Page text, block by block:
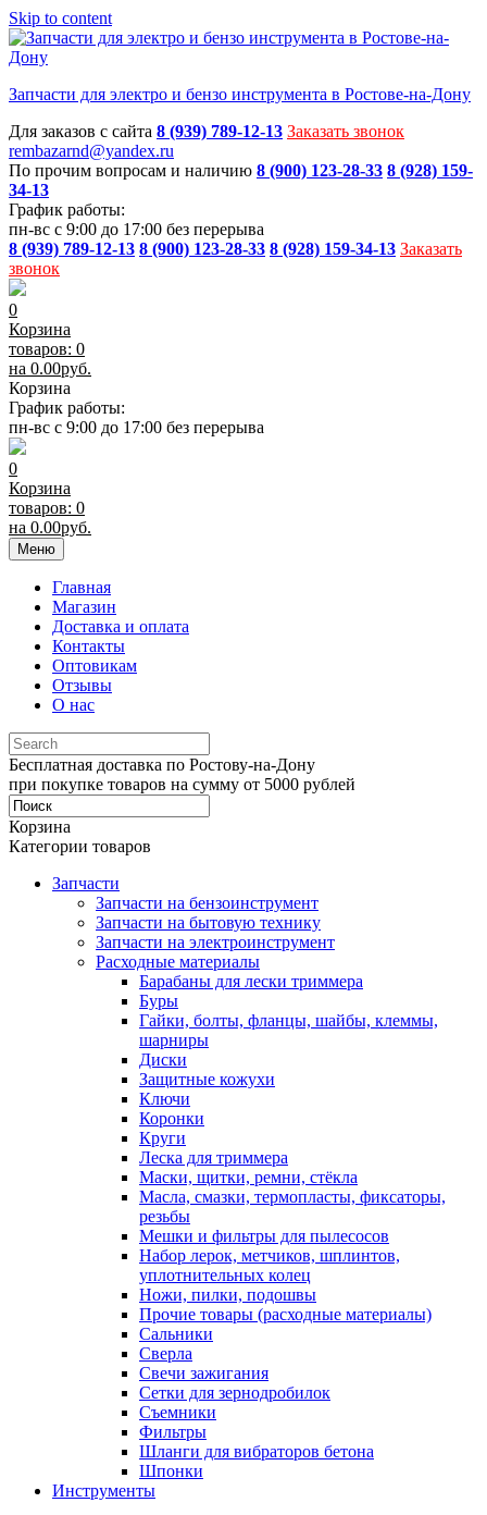
Skip to content
Запчасти для электро и бензо инструмента в Ростове-на-Дону
Для заказов с сайта 8 (939) 789-12-13 Заказать звонок
rembazarnd@yandex.ru
По прочим вопросам и наличию 8 (900) 123-28-33 8 (928) 159-
34-13
График работы:
пн-вс с 9:00 до 17:00 без перерыва
8 (939) 789-12-13 8 (900) 123-28-33 8 (928) 159-34-13 Заказать
звонок
0
Корзина
товаров: 0
на 0.00руб.
Корзина
График работы:
пн-вс с 9:00 до 17:00 без перерыва
0
Корзина
товаров: 0
на 0.00руб.
Меню
Главная
Магазин
Доставка и оплата
Контакты
Оптовикам
Отзывы
О нас
Бесплатная доставка по Ростову-на-Дону
при покупке товаров на сумму от 5000 рублей
Корзина
Категории товаров
Запчасти
Запчасти на бензоинструмент
Запчасти на бытовую технику
Запчасти на электроинструмент
Расходные материалы
Барабаны для лески триммера
Буры
Гайки, болты, фланцы, шайбы, клеммы,
шарниры
Диски
Защитные кожухи
Ключи
Коронки
Круги
Леска для триммера
Маски, щитки, ремни, стёкла
Масла, смазки, термопласты, фиксаторы,
резьбы
Мешки и фильтры для пылесосов
Набор лерок, метчиков, шплинтов,
уплотнительных колец
Ножи, пилки, подошвы
Прочие товары (расходные материалы)
Сальники
Сверла
Свечи зажигания
Сетки для зернодробилок
Съемники
Фильтры
Шланги для вибраторов бетона
Шпонки
Инструменты